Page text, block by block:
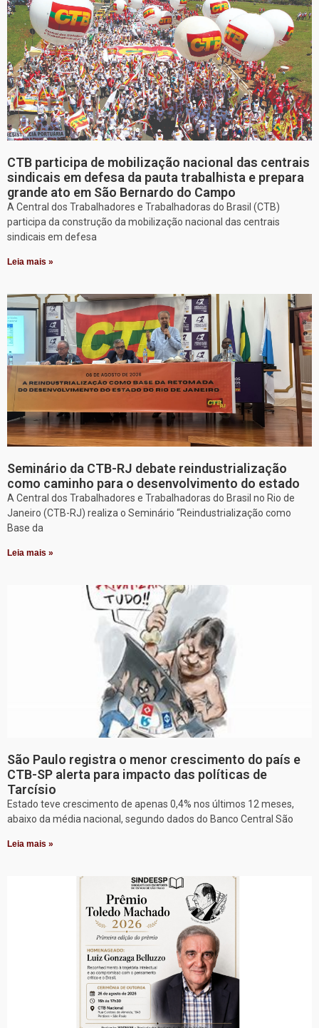
CTB participa de mobilização nacional das centrais
sindicais em defesa da pauta trabalhista e prepara
grande ato em São Bernardo do Campo
A Central dos Trabalhadores e Trabalhadoras do Brasil (CTB)
participa da construção da mobilização nacional das centrais
sindicais em defesa
Leia mais »
Seminário da CTB-RJ debate reindustrialização
como caminho para o desenvolvimento do estado
A Central dos Trabalhadores e Trabalhadoras do Brasil no Rio de
Janeiro (CTB-RJ) realiza o Seminário “Reindustrialização como
Base da
Leia mais »
São Paulo registra o menor crescimento do país e
CTB-SP alerta para impacto das políticas de
Tarcísio
Estado teve crescimento de apenas 0,4% nos últimos 12 meses,
abaixo da média nacional, segundo dados do Banco Central São
Leia mais »